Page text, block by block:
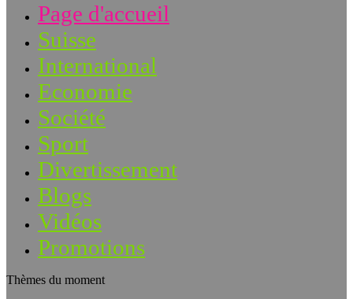
Page d'accueil
Suisse
International
Economie
Société
Sport
Divertissement
Blogs
Vidéos
Promotions
Thèmes du moment